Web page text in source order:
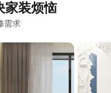
家装烦恼
需求